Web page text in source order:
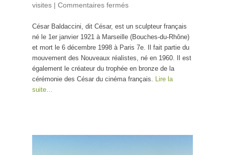
visites | Commentaires fermés
César Baldaccini, dit César, est un sculpteur français
né le 1er janvier 1921 à Marseille (Bouches-du-Rhône)
et mort le 6 décembre 1998 à Paris 7e. Il fait partie du
mouvement des Nouveaux réalistes, né en 1960. Il est
également le créateur du trophée en bronze de la
cérémonie des César du cinéma français. Lire la
suite…